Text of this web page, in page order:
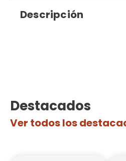
Descripción
Destacados
Ver todos los